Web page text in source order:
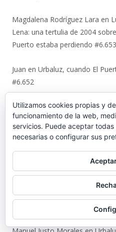
Magdalena Rodríguez Lara en
Lena: una tertulia de 2004
Puerto estaba perdiendo #6.653
Juan en Urbaluz, cuando El
#6.652
Manuel Almisas Albéndizen
jóvenes comunistas de El
(y II) #6.644
Karl Ajote
Los últimos
basada en el miedo #6.651
José Antonio Cots Rojasen
enseñanza basada en el miedo
Utilizamos cookies propias y
funcionamiento de la web,
servicios. Puede aceptar
necesarias o configurar sus